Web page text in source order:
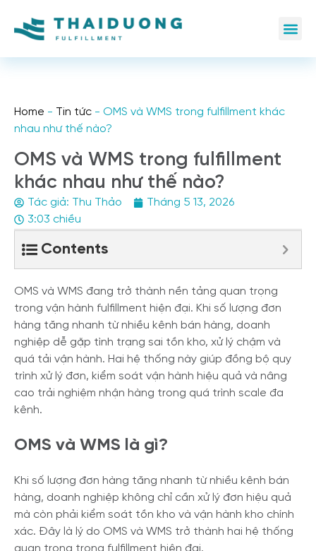
Home - Tin tức - OMS và WMS trong fulfillment khác
nhau như thế nào?
OMS và WMS trong fulfillment
khác nhau như thế nào?
Tác giả: Thu Thảo
Tháng 5 13, 2026
3:03 chiều
Contents
OMS và WMS đang trở thành nền tảng quan trọng
trong vận hành fulfillment hiện đại. Khi số lượng đơn
hàng tăng nhanh từ nhiều kênh bán hàng, doanh
nghiệp dễ gặp tình trạng sai tồn kho, xử lý chậm và
quá tải vận hành. Hai hệ thống này giúp đồng bộ quy
trình xử lý đơn, kiểm soát vận hành hiệu quả và nâng
cao trải nghiệm nhận hàng trong quá trình scale đa
kênh.
OMS và WMS là gì?
Khi số lượng đơn hàng tăng nhanh từ nhiều kênh bán
hàng, doanh nghiệp không chỉ cần xử lý đơn hiệu quả
mà còn phải kiểm soát tồn kho và vận hành kho chính
xác. Đây là lý do OMS và WMS trở thành hai hệ thống
quan trọng trong fulfillment hiện đại.